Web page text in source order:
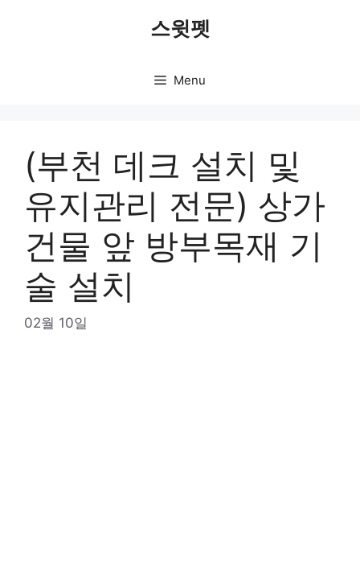
스윗펫
Menu
(부천 데크 설치 및
유지관리 전문) 상가
건물 앞 방부목재 기
술 설치
02월 10일